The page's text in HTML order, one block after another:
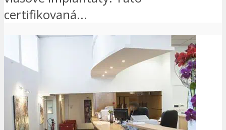
certifikovaná...